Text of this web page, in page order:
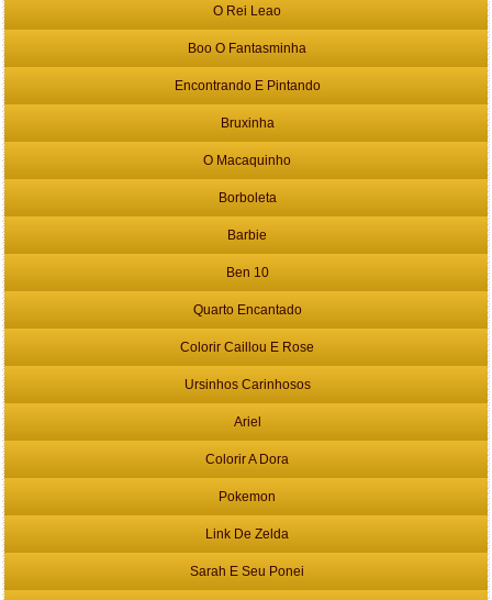
O Rei Leao
Boo O Fantasminha
Encontrando E Pintando
Bruxinha
O Macaquinho
Borboleta
Barbie
Ben 10
Quarto Encantado
Colorir Caillou E Rose
Ursinhos Carinhosos
Ariel
Colorir A Dora
Pokemon
Link De Zelda
Sarah E Seu Ponei